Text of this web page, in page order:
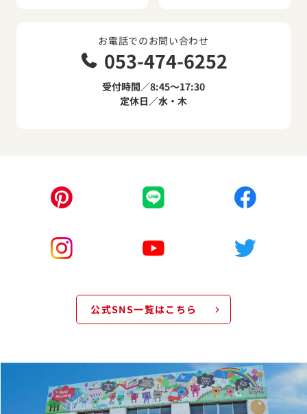
お電話でのお問い合わせ
053-474-6252
受付時間／8:45～17:30
定休日／水・木
公式SNS一覧はこちら